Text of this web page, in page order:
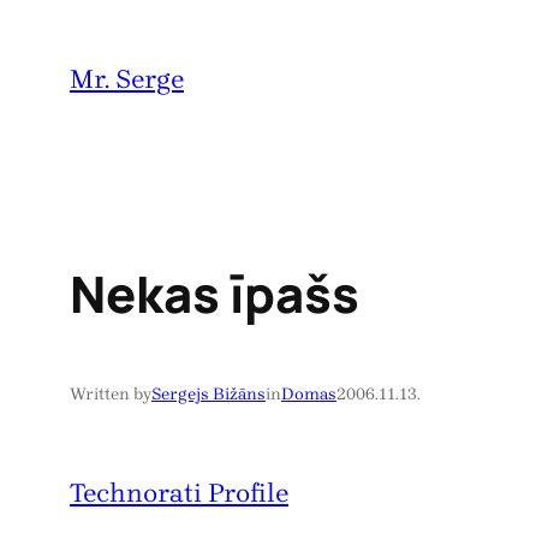
Mr. Serge
Nekas īpašs
Written bySergejs BižānsinDomas2006.11.13.
Technorati Profile